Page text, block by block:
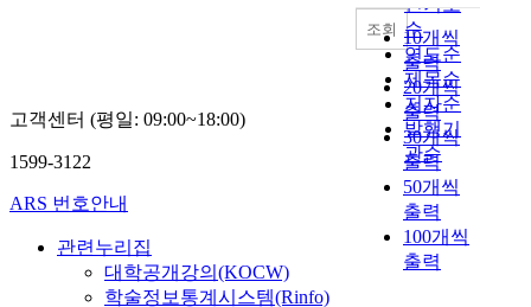
인기도
순
연도순
제목순
저자순
발행기
관순
10개씩
출력
20개씩
출력
30개씩
출력
50개씩
출력
100개씩
출력
조회
고객센터 (평일: 09:00~18:00)
1599-3122
ARS 번호안내
관련누리집
대학공개강의(KOCW)
학술정보통계시스템(Rinfo)